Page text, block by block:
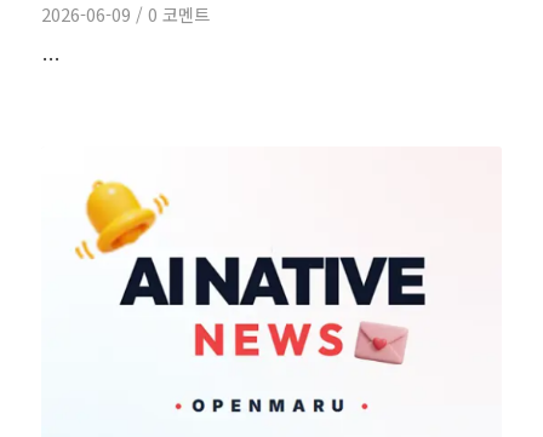
2026-06-09 / 0 코멘트
…